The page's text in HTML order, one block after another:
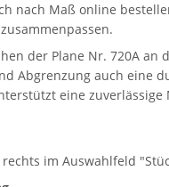
nach Maß online
der Plane Nr. 720A
Abgrenzung auch eine
eine
im Auswahlfeld